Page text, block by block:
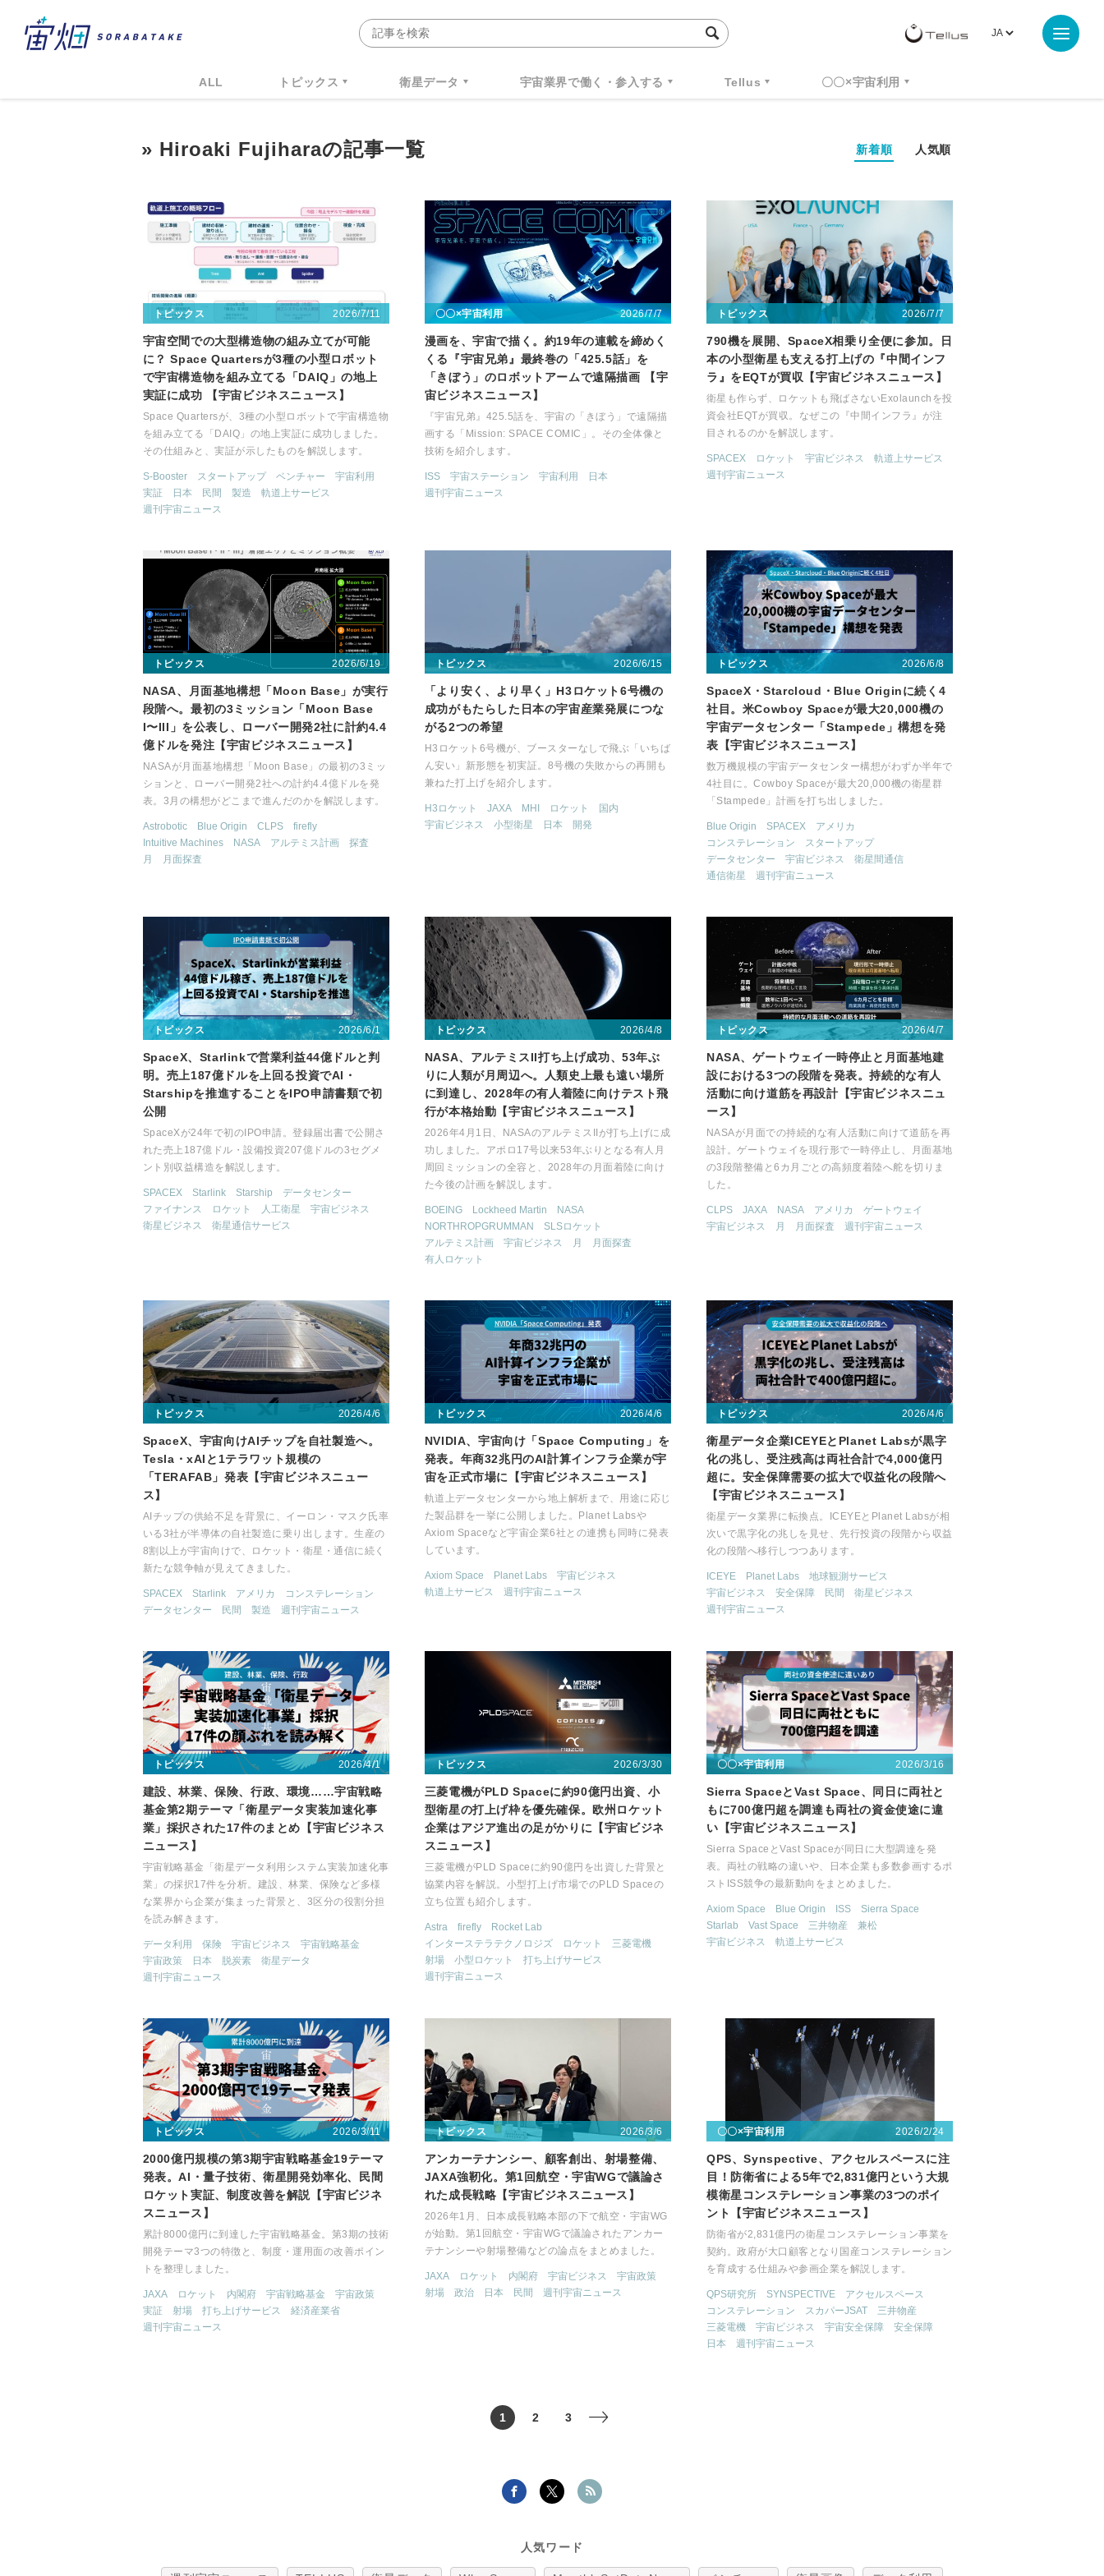
ALL トピックス 衛星データ 宇宙業界で働く・参入する Tellus 〇〇×宇宙利用
» Hiroaki Fujiharaの記事一覧 新着順 人気順
トピックス 2026/7/11
宇宙空間での大型構造物の組み立てが可能
に？ Space Quartersが3種の小型ロボット
で宇宙構造物を組み立てる「DAIQ」の地上
実証に成功 【宇宙ビジネスニュース】
Space Quartersが、3種の小型ロボットで宇宙構造物
を組み立てる「DAIQ」の地上実証に成功しました。
その仕組みと、実証が示したものを解説します。
S-Booster スタートアップ ベンチャー
宇宙利用
実証
日本 民間 製造
軌道上サービス
週刊宇宙ニュース
〇〇×宇宙利用 2026/7/7
漫画を、宇宙で描く。約19年の連載を締めく
くる『宇宙兄弟』最終巻の「425.5話」を
「きぼう」のロボットアームで遠隔描画 【宇
宙ビジネスニュース】
『宇宙兄弟』425.5話を、宇宙の「きぼう」で遠隔描
画する「Mission: SPACE COMIC」。その全体像と
技術を紹介します。
ISS 宇宙ステーション 宇宙利用
日本
週刊宇宙ニュース
トピックス 2026/7/7
790機を展開、SpaceX相乗り全便に参加。日
本の小型衛星も支える打上げの『中間インフ
ラ』をEQTが買収【宇宙ビジネスニュース】
衛星も作らず、ロケットも飛ばさないExolaunchを投
資会社EQTが買収。なぜこの『中間インフラ』が注
目されるのかを解説します。
SPACEX ロケット 宇宙ビジネス
軌道上サービス
週刊宇宙ニュース
トピックス 2026/6/19
NASA、月面基地構想「Moon Base」が実行
段階へ。最初の3ミッション「Moon Base
I〜III」を公表し、ローバー開発2社に計約4.4
億ドルを発注【宇宙ビジネスニュース】
NASAが月面基地構想「Moon Base」の最初の3ミッ
ションと、ローバー開発2社への計約4.4億ドルを発
表。3月の構想がどこまで進んだのかを解説します。
Astrobotic Blue Origin CLPS
firefly
Intuitive Machines
NASA アルテミス計画
探査
月
月面探査
トピックス 2026/6/15
「より安く、より早く」H3ロケット6号機の
成功がもたらした日本の宇宙産業発展につな
がる2つの希望
H3ロケット6号機が、ブースターなしで飛ぶ「いちば
ん安い」新形態を初実証。8号機の失敗からの再開も
兼ねた打上げを紹介します。
H3ロケット JAXA MHI ロケット
国内
宇宙ビジネス
小型衛星 日本 開発
トピックス 2026/6/8
SpaceX・Starcloud・Blue Originに続く4
社目。米Cowboy Spaceが最大20,000機の
宇宙データセンター「Stampede」構想を発
表【宇宙ビジネスニュース】
数万機規模の宇宙データセンター構想がわずか半年で
4社目に。Cowboy Spaceが最大20,000機の衛星群
「Stampede」計画を打ち出しました。
Blue Origin SPACEX
アメリカ
コンステレーション
スタートアップ
データセンター
宇宙ビジネス
衛星間通信
通信衛星
週刊宇宙ニュース
トピックス 2026/6/1
SpaceX、Starlinkで営業利益44億ドルと判
明。売上187億ドルを上回る投資でAI・
Starshipを推進することをIPO申請書類で初
公開
SpaceXが24年で初のIPO申請。登録届出書で公開さ
れた売上187億ドル・設備投資207億ドルの3セグメ
ント別収益構造を解説します。
SPACEX Starlink Starship
データセンター
ファイナンス
ロケット 人工衛星
宇宙ビジネス
衛星ビジネス
衛星通信サービス
トピックス 2026/4/8
NASA、アルテミスII打ち上げ成功、53年ぶ
りに人類が月周辺へ。人類史上最も遠い場所
に到達し、2028年の有人着陸に向けテスト飛
行が本格始動【宇宙ビジネスニュース】
2026年4月1日、NASAのアルテミスIIが打ち上げに成
功しました。アポロ17号以来53年ぶりとなる有人月
周回ミッションの全容と、2028年の月面着陸に向け
た今後の計画を解説します。
BOEING Lockheed Martin
NASA
NORTHROPGRUMMAN
SLSロケット
アルテミス計画
宇宙ビジネス 月
月面探査
有人ロケット
トピックス 2026/4/7
NASA、ゲートウェイ一時停止と月面基地建
設における3つの段階を発表。持続的な有人
活動に向け道筋を再設計【宇宙ビジネスニュ
ース】
NASAが月面での持続的な有人活動に向けて道筋を再
設計。ゲートウェイを現行形で一時停止し、月面基地
の3段階整備と6カ月ごとの高頻度着陸へ舵を切りま
した。
CLPS JAXA NASA アメリカ
ゲートウェイ
宇宙ビジネス
月 月面探査 週刊宇宙ニュース
トピックス 2026/4/6
SpaceX、宇宙向けAIチップを自社製造へ。
Tesla・xAIと1テラワット規模の
「TERAFAB」発表【宇宙ビジネスニュー
ス】
AIチップの供給不足を背景に、イーロン・マスク氏率
いる3社が半導体の自社製造に乗り出します。生産の
8割以上が宇宙向けで、ロケット・衛星・通信に続く
新たな競争軸が見えてきました。
SPACEX Starlink アメリカ
コンステレーション
データセンター
民間 製造 週刊宇宙ニュース
トピックス 2026/4/6
NVIDIA、宇宙向け「Space Computing」を
発表。年商32兆円のAI計算インフラ企業が宇
宙を正式市場に【宇宙ビジネスニュース】
軌道上データセンターから地上解析まで、用途に応じ
た製品群を一挙に公開しました。Planet Labsや
Axiom Spaceなど宇宙企業6社との連携も同時に発表
しています。
Axiom Space Planet Labs
宇宙ビジネス
軌道上サービス
週刊宇宙ニュース
トピックス 2026/4/6
衛星データ企業ICEYEとPlanet Labsが黒字
化の兆し、受注残高は両社合計で4,000億円
超に。安全保障需要の拡大で収益化の段階へ
【宇宙ビジネスニュース】
衛星データ業界に転換点。ICEYEとPlanet Labsが相
次いで黒字化の兆しを見せ、先行投資の段階から収益
化の段階へ移行しつつあります。
ICEYE Planet Labs
地球観測サービス
宇宙ビジネス
安全保障 民間
衛星ビジネス
週刊宇宙ニュース
トピックス 2026/4/1
建設、林業、保険、行政、環境……宇宙戦略
基金第2期テーマ「衛星データ実装加速化事
業」採択された17件のまとめ【宇宙ビジネス
ニュース】
宇宙戦略基金「衛星データ利用システム実装加速化事
業」の採択17件を分析。建設、林業、保険など多様
な業界から企業が集まった背景と、3区分の役割分担
を読み解きます。
データ利用 保険 宇宙ビジネス
宇宙戦略基金
宇宙政策
日本 脱炭素
衛星データ
週刊宇宙ニュース
トピックス 2026/3/30
三菱電機がPLD Spaceに約90億円出資、小
型衛星の打上げ枠を優先確保。欧州ロケット
企業はアジア進出の足がかりに【宇宙ビジネ
スニュース】
三菱電機がPLD Spaceに約90億円を出資した背景と
協業内容を解説。小型打上げ市場でのPLD Spaceの
立ち位置も紹介します。
Astra firefly
Rocket Lab
インターステラテクノロジズ
ロケット
三菱電機
射場
小型ロケット
打ち上げサービス
週刊宇宙ニュース
〇〇×宇宙利用 2026/3/16
Sierra SpaceとVast Space、同日に両社と
もに700億円超を調達も両社の資金使途に違
い【宇宙ビジネスニュース】
Sierra SpaceとVast Spaceが同日に大型調達を発
表。両社の戦略の違いや、日本企業も多数参画するポ
ストISS競争の最新動向をまとめました。
Axiom Space Blue Origin ISS
Sierra Space
Starlab
Vast Space 三井物産
兼松
宇宙ビジネス
軌道上サービス
トピックス 2026/3/11
2000億円規模の第3期宇宙戦略基金19テーマ
発表。AI・量子技術、衛星開発効率化、民間
ロケット実証、制度改善を解説【宇宙ビジネ
スニュース】
累計8000億円に到達した宇宙戦略基金。第3期の技術
開発テーマ3つの特徴と、制度・運用面の改善ポイン
トを整理しました。
JAXA ロケット 内閣府 宇宙戦略基金
宇宙政策
実証
射場 打ち上げサービス
経済産業省
週刊宇宙ニュース
トピックス 2026/3/6
アンカーテナンシー、顧客創出、射場整備、
JAXA強靭化。第1回航空・宇宙WGで議論さ
れた成長戦略【宇宙ビジネスニュース】
2026年1月、日本成長戦略本部の下で航空・宇宙WG
が始動。第1回航空・宇宙WGで議論されたアンカー
テナンシーや射場整備などの論点をまとめました。
JAXA ロケット 内閣府 宇宙ビジネス
宇宙政策
射場
政治 日本 民間 週刊宇宙ニュース
〇〇×宇宙利用 2026/2/24
QPS、Synspective、アクセルスペースに注
目！防衛省による5年で2,831億円という大規
模衛星コンステレーション事業の3つのポイ
ント【宇宙ビジネスニュース】
防衛省が2,831億円の衛星コンステレーション事業を
契約。政府が大口顧客となり国産コンステレーション
を育成する仕組みや参画企業を解説します。
QPS研究所 SYNSPECTIVE
アクセルスペース
コンステレーション
スカパーJSAT
三井物産
三菱電機
宇宙ビジネス 宇宙安全保障
安全保障
日本
週刊宇宙ニュース
1 2 3 >
人気ワード